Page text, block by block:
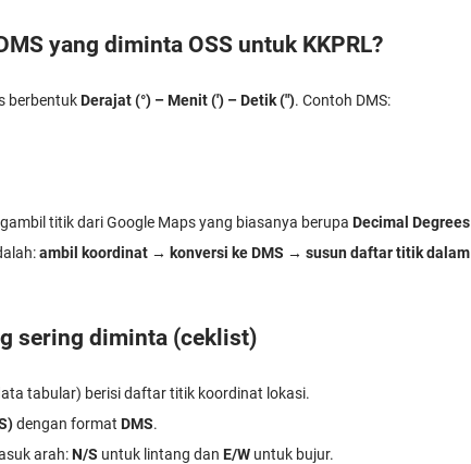
yang diminta OSS untuk KKPRL?
berbentukDerajat (°) – Menit (') – Detik ("). Contoh DMS:
titik dari Google Maps yang biasanya berupa Decimal Degrees
ambil koordinat → konversi ke DMS → susun daftar titik dalam
sering diminta (ceklist)
tabular) berisi daftar titik koordinat lokasi.
dengan format DMS.
arah:N/S untuk lintang dan E/W untuk bujur.